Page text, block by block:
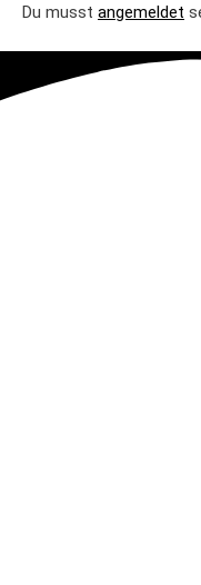
Du musst angemeldet